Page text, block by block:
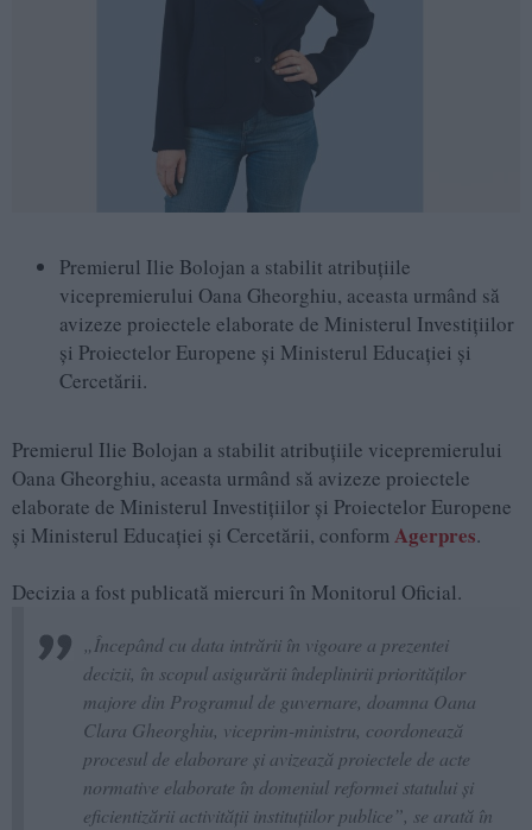
Premierul Ilie Bolojan a stabilit atribuțiile
vicepremierului Oana Gheorghiu, aceasta urmând să
avizeze proiectele elaborate de Ministerul Investițiilor
și Proiectelor Europene și Ministerul Educației și
Cercetării.
Premierul Ilie Bolojan a stabilit atribuțiile vicepremierului
Oana Gheorghiu, aceasta urmând să avizeze proiectele
elaborate de Ministerul Investițiilor și Proiectelor Europene
și Ministerul Educației și Cercetării, conformAgerpres.
Decizia a fost publicată miercuri în Monitorul Oficial.
„Începând cu data intrării în vigoare a prezentei
decizii, în scopul asigurării îndeplinirii priorităților
majore din Programul de guvernare, doamna Oana
Clara Gheorghiu, viceprim-ministru, coordonează
procesul de elaborare și avizează proiectele de acte
normative elaborate în domeniul reformei statului și
eficientizării activității instituțiilor publice”, se arată în